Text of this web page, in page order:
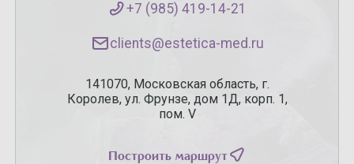
+7 (985) 419-14-21
141070, Московская область, г.
Королев, ул. Фрунзе, дом 1Д, корп. 1,
пом. V
Построить маршрут
clients@estetica-med.ru